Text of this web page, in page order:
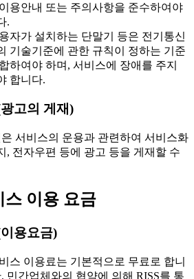
용안내 또는 주의사항을 준수하여야
.
자가 설치하는 단말기 등은 전기통신
기술기준에 관한 규칙이 정하는 기준
하여야 하며, 서비스에 장애를 주지
합니다.
고의 게재)
서비스의 운용과 관련하여 서비스화
, 전자우편 등에 광고 등을 게재할 수
스 이용 요금
용요금)
스 이용료는 기본적으로 무료로 합니
민간업체와의 협약에 의해 RISS를 통